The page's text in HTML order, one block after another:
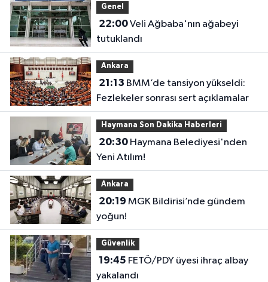
Genel
22:00Veli Ağbaba'nın ağabeyi
tutuklandı
Ankara
21:13
Fezlekeler sonrası sert açıklamalar
Haymana Son Dakika Haberleri
20:30Haymana Belediyesi'nden
Yeni Atılım!
Ankara
20:19
yoğun!
Güvenlik
19:45
yakalandı